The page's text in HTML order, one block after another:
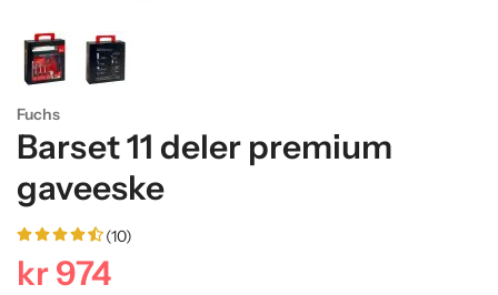
Fuchs
Barset 11 deler premium
gaveeske
(10)
kr 974